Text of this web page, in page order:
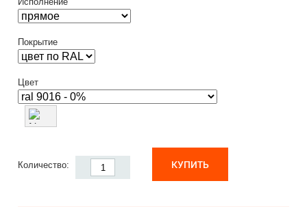
Покрытие
Цвет
Количество: КУПИТЬ